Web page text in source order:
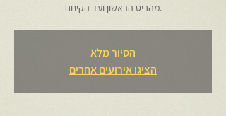
מהביס הראשון ועד הקינוח.
הסיור מלא
הציגו אירועים אחרים